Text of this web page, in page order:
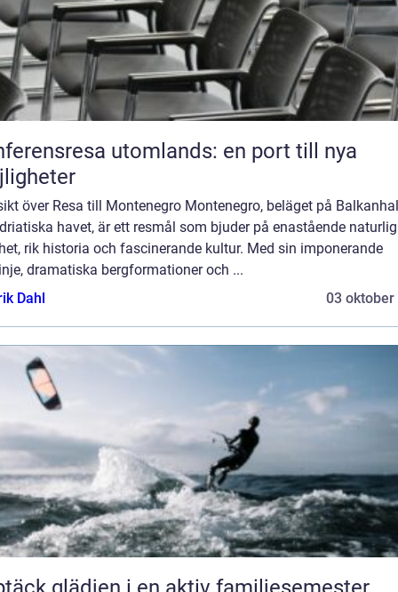
utomlands: en port till nya
över Resa till Montenegro Montenegro, beläget på
havet, är ett resmål som bjuder på enastående naturlig
rik historia och fascinerande kultur. Med sin imponerande
dramatiska bergformationer och ...
Dahl
03 oktober